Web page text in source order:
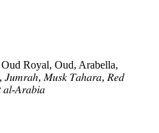
Royal, Oud, Arabella,
𝐽𝑢𝑚𝑟𝑎ℎ, 𝑀𝑢𝑠𝑘 𝑇𝑎ℎ𝑎𝑟𝑎, 𝑅𝑒𝑑
𝐴𝑟𝑎𝑏𝑖𝑎